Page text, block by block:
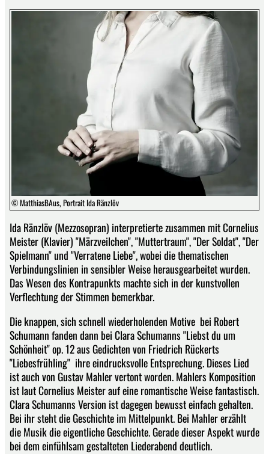
© MatthiasBAus, Portrait Ida Ränzlöv
Ida Ränzlöv (Mezzosopran) interpretierte zusammen mit Cornelius
Meister (Klavier) "Märzveilchen", "Muttertraum", "Der Soldat", "Der
Spielmann" und "Verratene Liebe", wobei die thematischen
Verbindungslinien in sensibler Weise herausgearbeitet wurden.
Das Wesen des Kontrapunkts machte sich in der kunstvollen
Verflechtung der Stimmen bemerkbar.
Die knappen, sich schnell wiederholenden Motive bei Robert
Schumann fanden dann bei Clara Schumanns "Liebst du um
Schönheit" op. 12 aus Gedichten von Friedrich Rückerts
"Liebesfrühling" ihre eindrucksvolle Entsprechung. Dieses Lied
ist auch von Gustav Mahler vertont worden. Mahlers Komposition
ist laut Cornelius Meister auf eine romantische Weise fantastisch.
Clara Schumanns Version ist dagegen bewusst einfach gehalten.
Bei ihr steht die Geschichte im Mittelpunkt. Bei Mahler erzählt
die Musik die eigentliche Geschichte. Gerade dieser Aspekt wurde
bei dem einfühlsam gestalteten Liederabend deutlich.